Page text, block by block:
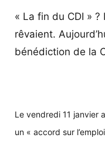
« La fin du CDI »
rêvaient.
bénédiction de la
Le vendredi 11 janvier
un « accord sur